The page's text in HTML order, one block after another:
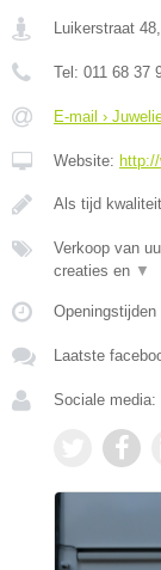
Luikerstraat 48
Tel: 011 68 37
E-mail ›
Website:
Als tijd
Verkoop van
creaties en ▼
Openingstijden
Laatste
Sociale media: